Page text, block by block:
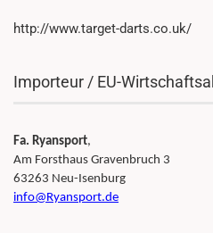
http://www.target-darts.co.uk/
Importeur / EU-
Fa. Ryansport,
Am Forsthaus Gravenbruch 3
63263 Neu-Isenburg
info@Ryansport.de